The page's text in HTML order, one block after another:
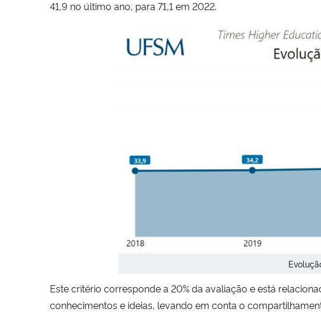
41,9 no último ano, para 71,1 em 2022.
Este critério corresponde a 20% da avaliação e está
conhecimentos e ideias, levando em conta o